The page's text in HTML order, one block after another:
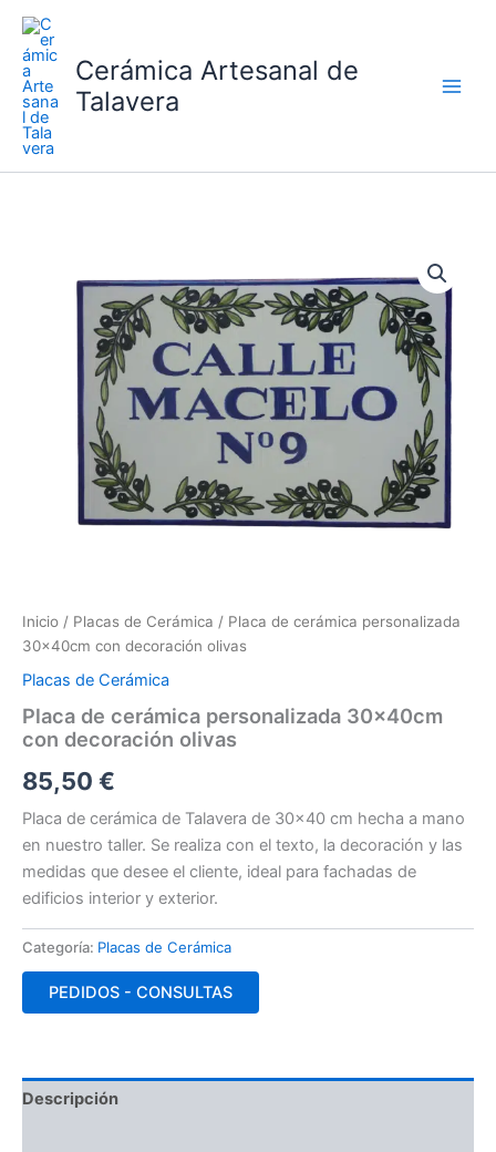
contenido Cerámica Artesanal de
Talavera
Inicio / Placas de Cerámica / Placa de cerámica personalizada
30x40cm con decoración olivas
Placas de Cerámica
Placa de cerámica personalizada 30x40cm
con decoración olivas
85,50 €
Placa de cerámica de Talavera de 30×40 cm hecha a mano
en nuestro taller. Se realiza con el texto, la decoración y las
medidas que desee el cliente, ideal para fachadas de
edificios interior y exterior.
Categoría: Placas de Cerámica
PEDIDOS - CONSULTAS
Descripción